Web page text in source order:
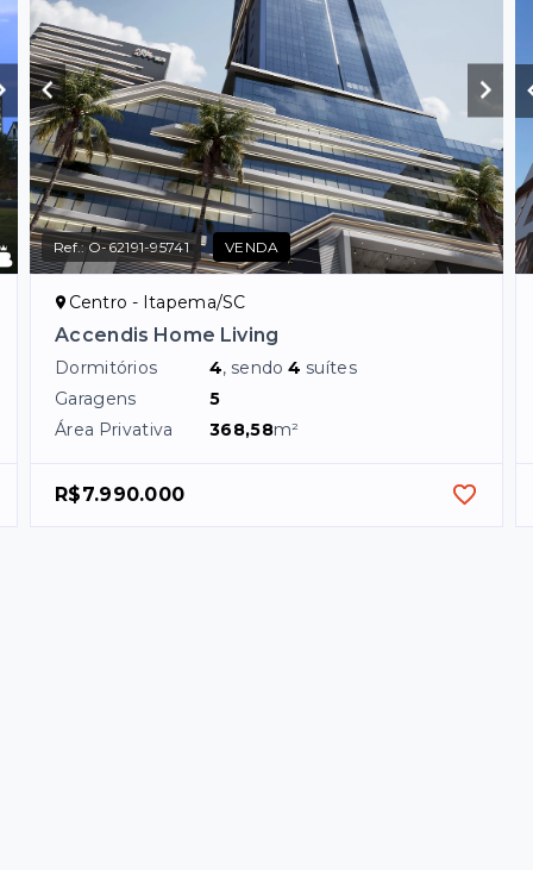
Ref.:O-62191-95741 VENDA
Centro - Itapema/SC
Accendis Home Living
Dormitórios 4, sendo4 suítes
Garagens
5
Área Privativa
368,58m²
R$7.990.000